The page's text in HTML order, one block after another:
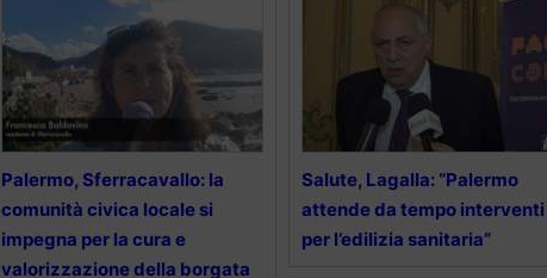
Palermo, Sferracavallo: la
comunità civica locale si
impegna per la cura e
valorizzazione della borgata
Salute, Lagalla: “Palermo
attende da tempo interventi
per l’edilizia sanitaria”